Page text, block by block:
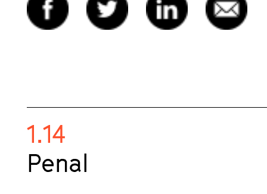
1.14
Penal